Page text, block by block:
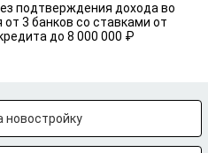
подтверждения дохода во
3 банков со ставками от
до 8 000 000 ₽
новостройку